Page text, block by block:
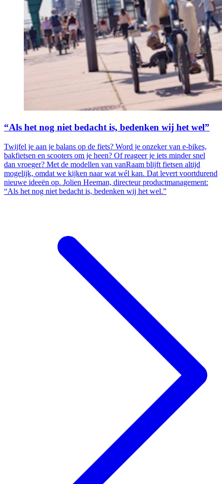
“Als het nog niet bedacht is, bedenken wij het wel”
Twijfel je aan je balans op de fiets? Word je onzeker van e-bikes,
bakfietsen en scooters om je heen? Of reageer je iets minder snel
dan vroeger? Met de modellen van vanRaam blijft fietsen altijd
mogelijk, omdat we kijken naar wat wél kan. Dat levert voortdurend
nieuwe ideeën op. Jolien Heeman, directeur productmanagement:
“Als het nog niet bedacht is, bedenken wij het wel.”